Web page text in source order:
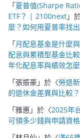
「夏普值(Sharpe
ETF？ | 2100next」
麼？如何用夏普率找
「月配息基金是什麼
配息與累積型基金比
年化配息率與績效怎
「張振豪」於〈勞退
的退休金差異與比較？
「雅惠 」於〈2025年
可領多少錢與申請資